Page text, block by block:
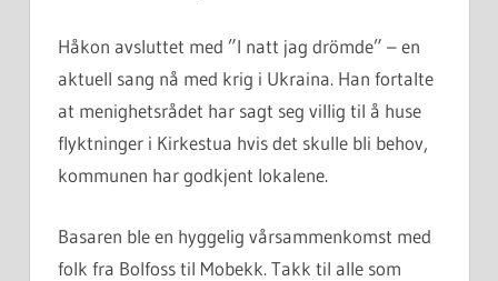
Håkon avsluttet med ”I natt jag drömde” – en
aktuell sang nå med krig i Ukraina. Han fortalte
at menighetsrådet har sagt seg villig til å huse
flyktninger i Kirkestua hvis det skulle bli behov,
kommunen har godkjent lokalene.
Basaren ble en hyggelig vårsammenkomst med
folk fra Bolfoss til Mobekk. Takk til alle som